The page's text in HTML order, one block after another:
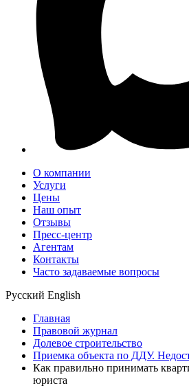
О компании
Услуги
Цены
Наш опыт
Отзывы
Пресс-центр
Агентам
Контакты
Часто задаваемые вопросы
Русский English
Главная
Правовой журнал
Долевое строительство
Приемка объекта по ДДУ.
Как правильно принимать
юриста